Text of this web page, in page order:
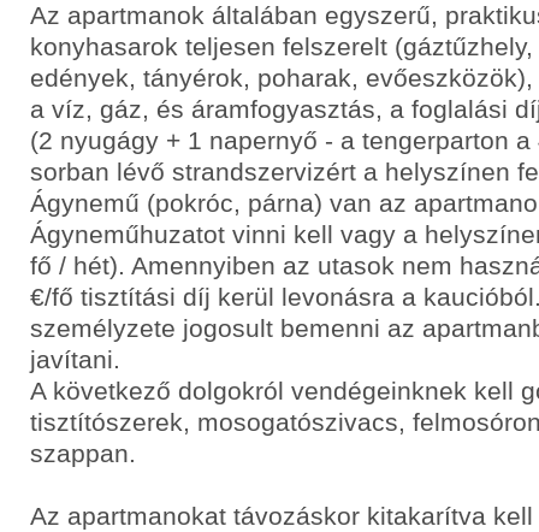
Az apartmanok általában egyszerű,
konyhasarok teljesen felszerelt
edények, tányérok, poharak,
a víz, gáz, és áramfogyasztás, a foglalási
(2 nyugágy + 1 napernyő - a tengerparton
sorban lévő strandszervizért a helyszínen
Ágynemű (pokróc, párna) van az
Ágyneműhuzatot vinni kell vagy a
fő / hét). Amennyiben az utasok nem
€/fő tisztítási díj kerül levonásra a
személyzete jogosult bemenni az
javítani.
A következő dolgokról vendégeinknek kell
tisztítószerek, mosogatószivacs,
szappan.
Az apartmanokat távozáskor kitakarítva